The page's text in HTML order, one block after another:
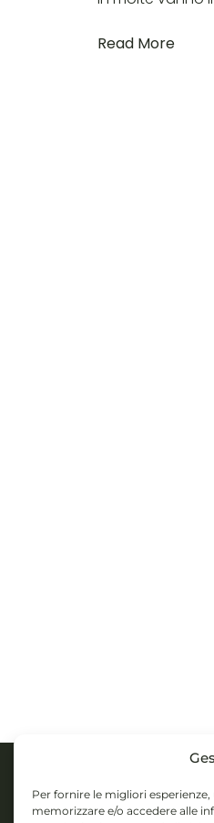
Per fornire le migliori
memorizzare e/o accedere alle
Read More
CONTATTI